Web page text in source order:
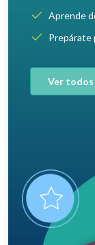
Aprende
Prepárate
Ver todos